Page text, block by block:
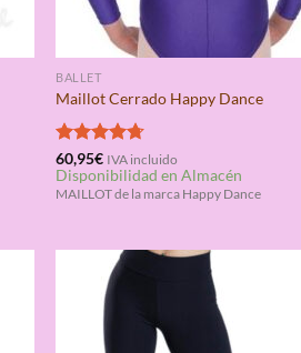
BALLET
Maillot Cerrado Happy Dance
Valorado
con4.67
de 5
60,95€ IVA incluido
Disponibilidad en Almacén
MAILLOT de la marca Happy Dance